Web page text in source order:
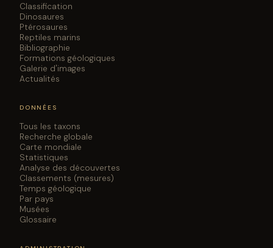
Classification
Dinosaures
Ptérosaures
Reptiles marins
Bibliographie
Formations géologiques
Galerie d'images
Actualités
DONNÉES
Tous les taxons
Recherche globale
Carte mondiale
Statistiques
Analyse des découvertes
Classements (mesures)
Temps géologique
Par pays
Musées
Glossaire